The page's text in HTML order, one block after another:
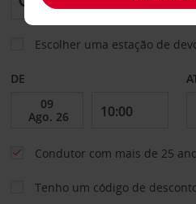
Escolher uma estação de
DE
Condutor com mais de 25
Tenho um código de